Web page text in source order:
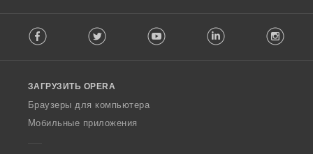
o
w
O
p
Facebook Twitter Youtube LinkedIn
ЗАГРУЗИТЬ OPERA
Браузеры для компьютера
Мобильные приложения